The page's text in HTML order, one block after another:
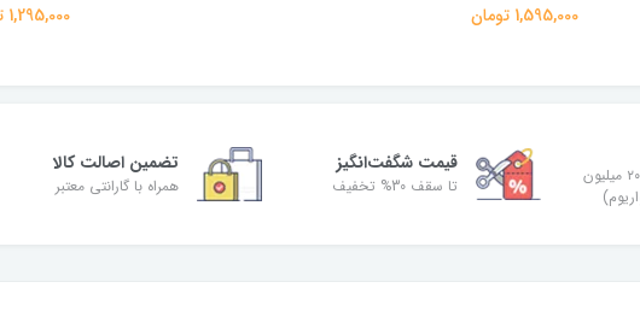
1,595,000 تومان 1,295,000 تومان
برای خرید بالای ۲۰ میلیون
قیمت شگفت‌انگیز
تا سقف 30% تخفیف
تضمین اصالت کالا
همراه با گارانتی معتبر